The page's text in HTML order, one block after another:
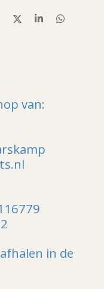
D
S
D
van:
in de